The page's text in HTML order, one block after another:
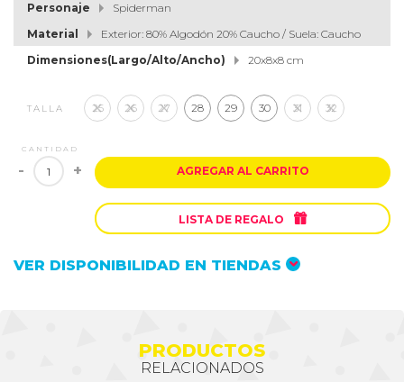
Personaje
Spiderman
Material
Exterior: 80% Algodón 20% Caucho / Suela: Caucho
Dimensiones(Largo/Alto/Ancho)
20x8x8 cm
TALLA 25 26 27 28 29 30 31 32
CANTIDAD
- + AGREGAR AL CARRITO
LISTA DE REGALO 
VER DISPONIBILIDAD EN TIENDAS
PRODUCTOS
RELACIONADOS